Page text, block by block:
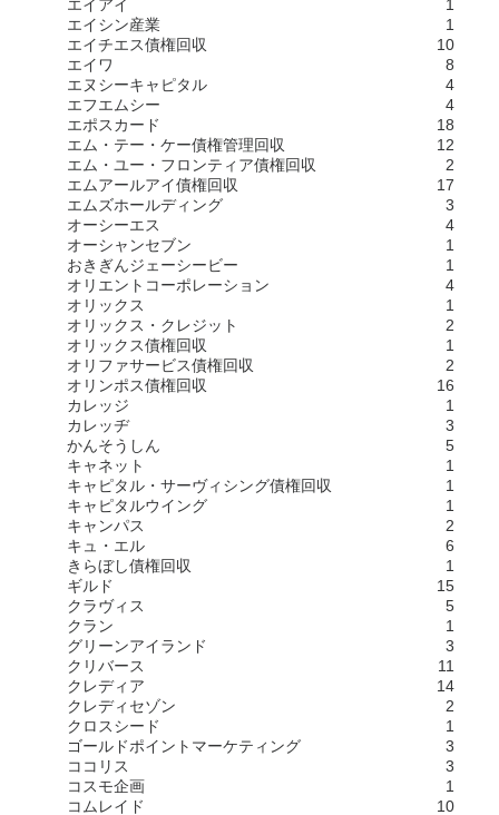
エイアイ
1
エイシン産業
1
エイチエス債権回収
10
エイワ
8
エヌシーキャピタル
4
エフエムシー
4
エポスカード
18
エム・テー・ケー債権管理回収
12
エム・ユー・フロンティア債権回収
2
エムアールアイ債権回収
17
エムズホールディング
3
オーシーエス
4
オーシャンセブン
1
おきぎんジェーシービー
1
オリエントコーポレーション
4
オリックス
1
オリックス・クレジット
2
オリックス債権回収
1
オリファサービス債権回収
2
オリンポス債権回収
16
カレッジ
1
カレッヂ
3
かんそうしん
5
キャネット
1
キャピタル・サーヴィシング債権回収
1
キャピタルウイング
1
キャンパス
2
キュ・エル
6
きらぼし債権回収
1
ギルド
15
クラヴィス
5
クラン
1
グリーンアイランド
3
クリバース
11
クレディア
14
クレディセゾン
2
クロスシード
1
ゴールドポイントマーケティング
3
ココリス
3
コスモ企画
1
コムレイド
10